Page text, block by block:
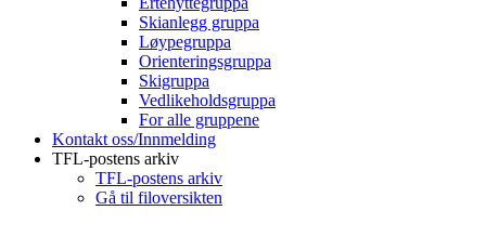
Skianlegg gruppa
Løypegruppa
Orienteringsgruppa
Skigruppa
Vedlikeholdsgruppa
For alle gruppene
Kontakt oss/Innmelding
TFL-postens arkiv
TFL-postens arkiv
Gå til filoversikten